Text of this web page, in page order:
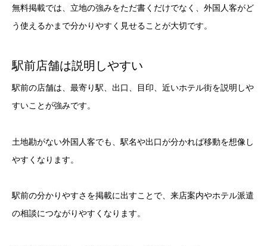
無料掲載では、立地の強みをただ書くだけでなく、外国人客がど
う使えるかまで分かりやすく見せることが大切です。
駅前店舗は説明しやすい
駅前の店舗は、最寄り駅、出口、目印、近いホテル街を説明しや
すいことが強みです。
土地勘がない外国人客でも、駅名や出口が分かれば移動を想像し
やすくなります。
駅前の分かりやすさを掲載に出すことで、来店案内やホテル派遣
の相談につながりやすくなります。